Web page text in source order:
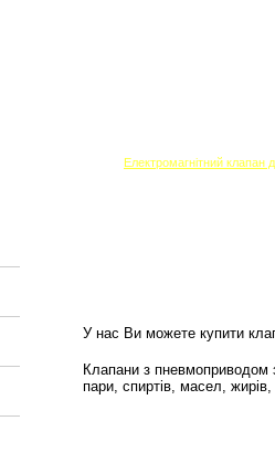
Електромагнітний клапан
У нас Ви можете купити
Клапани з пневмоприводом
пари, спиртів, масел,